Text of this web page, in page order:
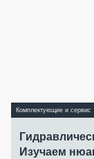
Комплектующие и сервис
Изучаем